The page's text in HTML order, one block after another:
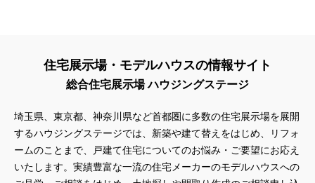
住宅展示場・モデルハウスの情報サイト
総合住宅展示場 ハウジングステージ
埼玉県、東京都、神奈川県など首都圏に多数の住宅展示場を展開
するハウジングステージでは、新築や建て替えをはじめ、リフォ
ームのことまで、戸建て住宅についてのお悩み・ご要望にお応え
いたします。実績豊富な一流の住宅メーカーのモデルハウスへの